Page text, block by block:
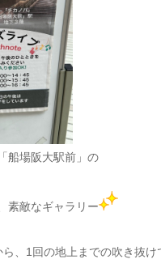
船場阪大駅前」の
素敵なギャラリー
、1回の地上までの吹き抜け